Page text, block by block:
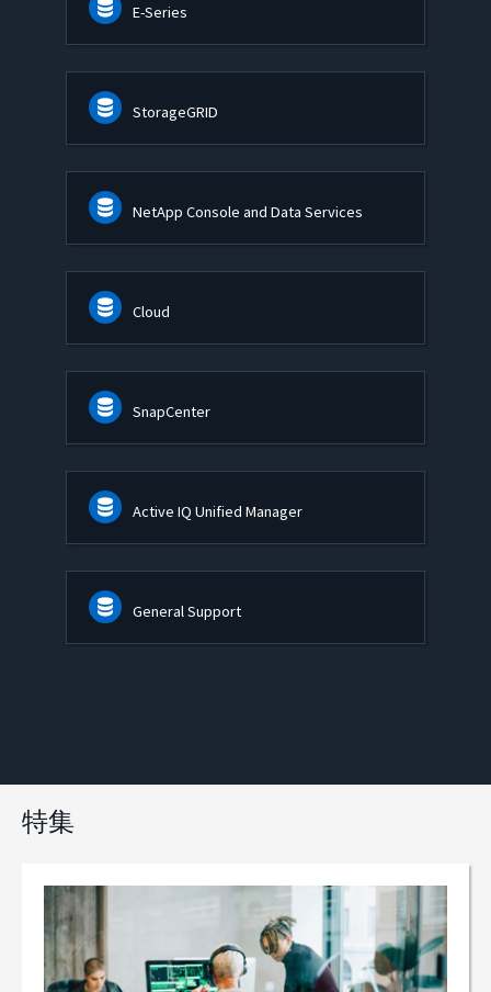
E-Series
StorageGRID
NetApp Console and Data Services
Cloud
SnapCenter
Active IQ Unified Manager
General Support
特集